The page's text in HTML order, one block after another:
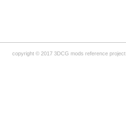
copyright © 2017 3DCG mods reference project